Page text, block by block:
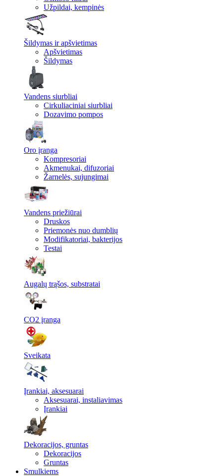
Užpildai, kempinės
Šildymas ir apšvietimas
Apšvietimas
Šildymas
Vandens siurbliai
Cirkuliaciniai siurbliai
Dozavimo pompos
Oro įranga
Kompresoriai
Akmenukai, difuzoriai
Žarnelės, sujungimai
Vandens priežiūrai
Druskos
Priemonės nuo dumblių
Modifikatoriai, bakterijos
Testai
Augalų trąšos, substratai
CO2 įranga
Sveikata
Įrankiai, aksesuarai
Aksesuarai, instaliavimas
Įrankiai
Dekoracijos, gruntas
Dekoracijos
Gruntas
Smulkiems